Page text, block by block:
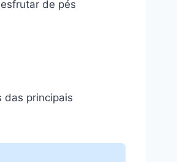
de pés
das principais